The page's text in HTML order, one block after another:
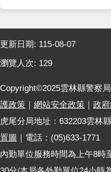
場
便
民
服
政
府
資
訊
開
更新日期: 115-08-07
瀏覽人次: 129
Copyright©2025雲林縣警察
護政策 ｜ 網站安全政策 ｜ 政
虎尾分局地址：632203雲林
置圖 ｜電話：(05)633-1771
內勤單位服務時間為上午8時